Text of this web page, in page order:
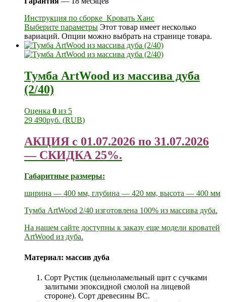
Инструкция по сборке_Кровать Ханс
Выберите параметры Этот товар имеет несколько
вариаций. Опции можно выбрать на странице товара.
Тумба ArtWood из массива дуба
(2/40)
Оценка 0 из 5
29 490руб. (RUB)
АКЦИЯ с 01.07.2026 по 31.07.2026
— СКИДКА 25%.
Габаритные размеры:
ширина — 400 мм, глубина — 420 мм, высота — 400 мм
Тумба ArtWood 2/40 изготовлена 100% из массива дуба.
На нашем сайте доступны к заказу еще модели кроватей
ArtWood из дуба.
Материал: массив дуба
Сорт Рустик (цельноламельный щит с сучками
залитыми эпоксидной смолой на лицевой
стороне). Сорт древесины ВС.